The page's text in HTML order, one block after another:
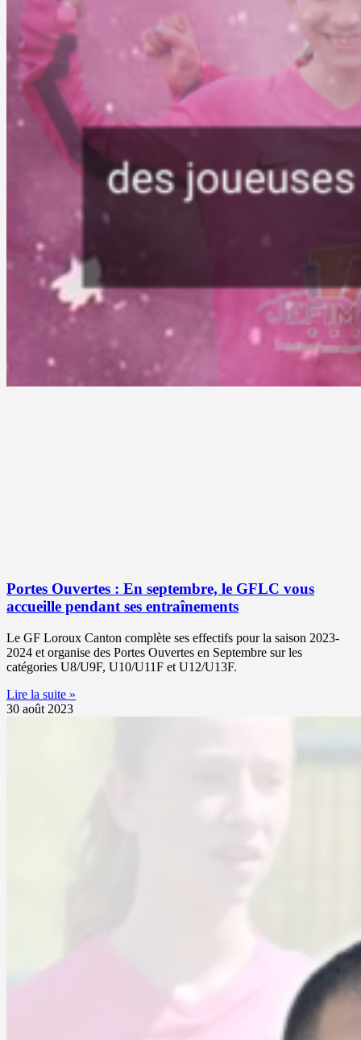
Portes Ouvertes : En septembre, le GFLC vous
accueille pendant ses entraînements
Le GF Loroux Canton complète ses effectifs pour la saison 2023-
2024 et organise des Portes Ouvertes en Septembre sur les
catégories U8/U9F, U10/U11F et U12/U13F.
Lire la suite »
30 août 2023